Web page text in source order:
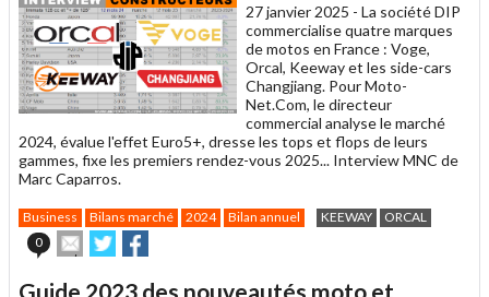
27 janvier 2025 - La société DIP
commercialise quatre marques
de motos en France : Voge,
Orcal, Keeway et les side-cars
Changjiang. Pour Moto-
Net.Com, le directeur
commercial analyse le marché
2024, évalue l'effet Euro5+, dresse les tops et flops de leurs
gammes, fixe les premiers rendez-vous 2025... Interview MNC de
Marc Caparros.
Business Bilans marché 2024 Bilan annuel KEEWAY
ORCAL
0
Envoyer
cet
Partager
sur sur
Guide 2023 des nouveautés moto et